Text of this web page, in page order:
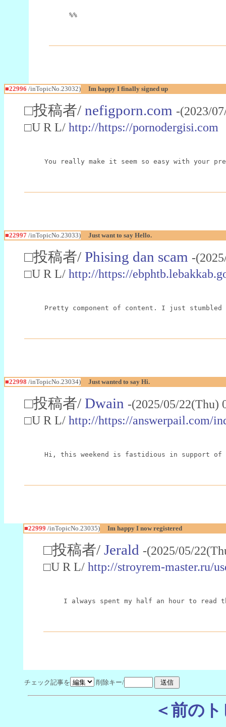
%%
■22996 /inTopicNo.23032) Im happy I finally signed up
□投稿者/ nefigporn.com -(2023/
□U R L/ http://https://pornodergisi.com
You really make it seem so easy with your
■22997 /inTopicNo.23033) Just want to say Hello.
□投稿者/ Phising dan scam -
□U R L/ http://https://
Pretty component of content. I just
■22998 /inTopicNo.23034) Just wanted to say Hi.
□投稿者/ Dwain -(2025/05/
□U R L/ http://https://answerpail.com/
Hi, this weekend is fastidious in support of
■22999 /inTopicNo.23035) Im happy I now registered
□投稿者/ Jerald -(2025/05/
□U R L/ http://stroyrem-master.ru/
I always spent my half an hour to
チェック記事を 削除キー/
＜前の